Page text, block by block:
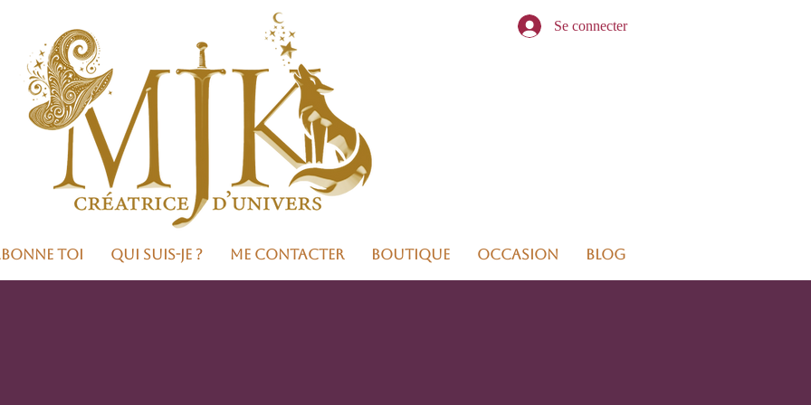
Se connecter
toi Qui suis-je ? Me contacter Boutique Occasion Blog